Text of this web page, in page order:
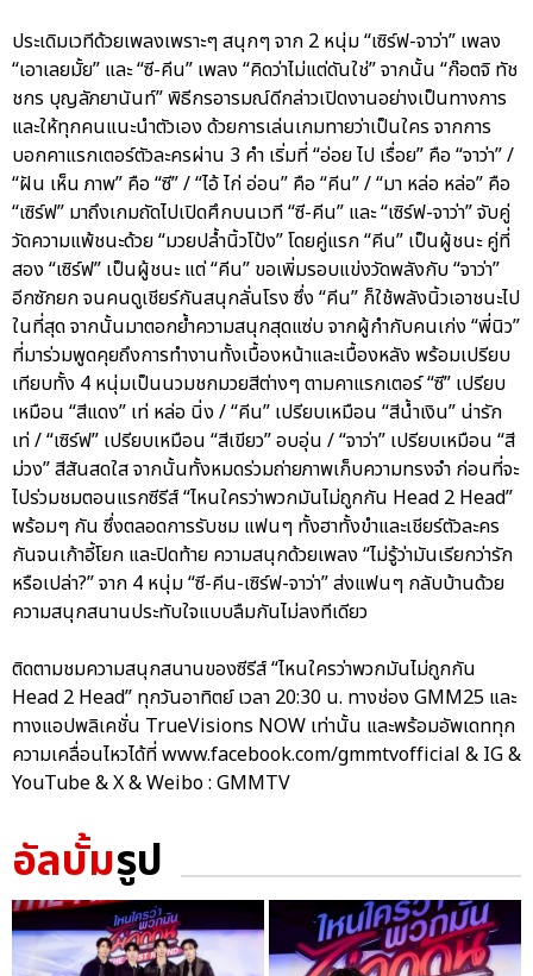
ประเดิมเวทีด้วยเพลงเพราะๆ สนุกๆ จาก 2 หนุ่ม “เซิร์ฟ-จาว่า” เพลง
“เอาเลยมั้ย” และ “ซี-คีน” เพลง “คิดว่าไม่แต่ดันใช่” จากนั้น “ก๊อตจิ ทัช
ชกร บุญลัภยานันท์” พิธีกรอารมณ์ดีกล่าวเปิดงานอย่างเป็นทางการ
และให้ทุกคนแนะนำตัวเอง ด้วยการเล่นเกมทายว่าเป็นใคร จากการ
บอกคาแรกเตอร์ตัวละครผ่าน 3 คำ เริ่มที่ “อ่อย ไป เรื่อย” คือ “จาว่า” /
“ฝัน เห็น ภาพ” คือ “ซี” / “ไอ้ ไก่ อ่อน” คือ “คีน” / “มา หล่อ หล่อ” คือ
“เซิร์ฟ” มาถึงเกมถัดไปเปิดศึกบนเวที “ซี-คีน” และ “เซิร์ฟ-จาว่า” จับคู่
วัดความแพ้ชนะด้วย “มวยปล้ำนิ้วโป้ง” โดยคู่แรก “คีน” เป็นผู้ชนะ คู่ที่
สอง “เซิร์ฟ” เป็นผู้ชนะ แต่ “คีน” ขอเพิ่มรอบแข่งวัดพลังกับ “จาว่า”
อีกซักยก จนคนดูเชียร์กันสนุกลั่นโรง ซึ่ง “คีน” ก็ใช้พลังนิ้วเอาชนะไป
ในที่สุด จากนั้นมาตอกย้ำความสนุกสุดแซ่บ จากผู้กำกับคนเก่ง “พี่นิว”
ที่มาร่วมพูดคุยถึงการทำงานทั้งเบื้องหน้าและเบื้องหลัง พร้อมเปรียบ
เทียบทั้ง 4 หนุ่มเป็นนวมชกมวยสีต่างๆ ตามคาแรกเตอร์ “ซี” เปรียบ
เหมือน “สีแดง” เท่ หล่อ นิ่ง / “คีน” เปรียบเหมือน “สีน้ำเงิน” น่ารัก
เท่ / “เซิร์ฟ” เปรียบเหมือน “สีเขียว” อบอุ่น / “จาว่า” เปรียบเหมือน “สี
ม่วง” สีสันสดใส จากนั้นทั้งหมดร่วมถ่ายภาพเก็บความทรงจำ ก่อนที่จะ
ไปร่วมชมตอนแรกซีรีส์ “ไหนใครว่าพวกมันไม่ถูกกัน Head 2 Head”
พร้อมๆ กัน ซึ่งตลอดการรับชม แฟนๆ ทั้งฮาทั้งขำและเชียร์ตัวละคร
กันจนเก้าอี้โยก และปิดท้าย ความสนุกด้วยเพลง “ไม่รู้ว่ามันเรียกว่ารัก
หรือเปล่า?” จาก 4 หนุ่ม “ซี-คีน-เซิร์ฟ-จาว่า” ส่งแฟนๆ กลับบ้านด้วย
ความสนุกสนานประทับใจแบบลืมกันไม่ลงทีเดียว
ติดตามชมความสนุกสนานของซีรีส์ “ไหนใครว่าพวกมันไม่ถูกกัน
Head 2 Head” ทุกวันอาทิตย์ เวลา 20:30 น. ทางช่อง GMM25 และ
ทางแอปพลิเคชั่น TrueVisions NOW เท่านั้น และพร้อมอัพเดททุก
ความเคลื่อนไหวได้ที่ www.facebook.com/gmmtvofficial & IG &
YouTube & X & Weibo : GMMTV
อัลบั้มรูป